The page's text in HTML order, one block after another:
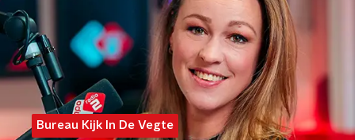
Bureau Kijk In De Vegte